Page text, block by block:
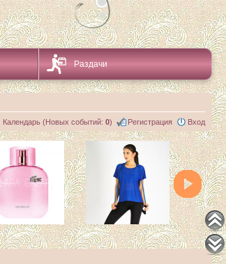
Раздачи
Календарь (Новых событий: 0) Регистрация Вход